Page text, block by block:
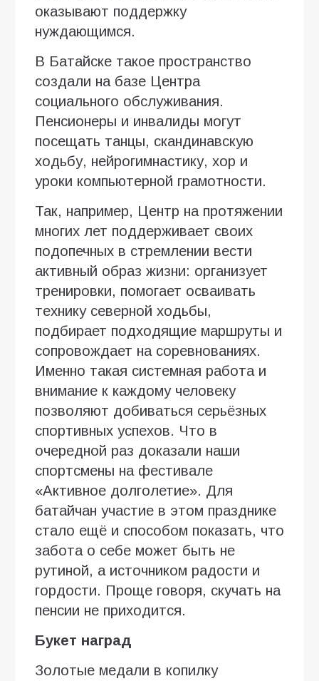
оказывают поддержку
нуждающимся.
В Батайске такое пространство
создали на базе Центра
социального обслуживания.
Пенсионеры и инвалиды могут
посещать танцы, скандинавскую
ходьбу, нейрогимнастику, хор и
уроки компьютерной грамотности.
Так, например, Центр на протяжении
многих лет поддерживает своих
подопечных в стремлении вести
активный образ жизни: организует
тренировки, помогает осваивать
технику северной ходьбы,
подбирает подходящие маршруты и
сопровождает на соревнованиях.
Именно такая системная работа и
внимание к каждому человеку
позволяют добиваться серьёзных
спортивных успехов. Что в
очередной раз доказали наши
спортсмены на фестивале
«Активное долголетие». Для
батайчан участие в этом празднике
стало ещё и способом показать, что
забота о себе может быть не
рутиной, а источником радости и
гордости. Проще говоря, скучать на
пенсии не приходится.
Букет наград
Золотые медали в копилку